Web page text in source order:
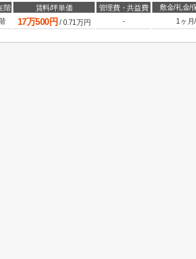
階 賃料/坪単価 管理費・共益費 敷金/礼金/
17万500円 /0.71万円 - 1ヶ月/